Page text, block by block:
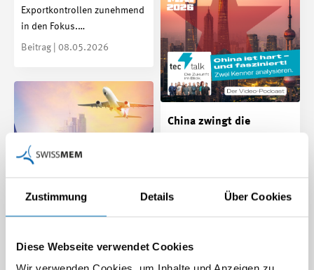
Zustimmung Details Über Cookies
Diese Webseite verwendet Cookies
Exportkontrollen zunehmend
in den Fokus.…
Beitrag | 08.05.2026
China zwingt die
Christoph Frei erklären im
industrielle…
TecTalk | 08.05.2026